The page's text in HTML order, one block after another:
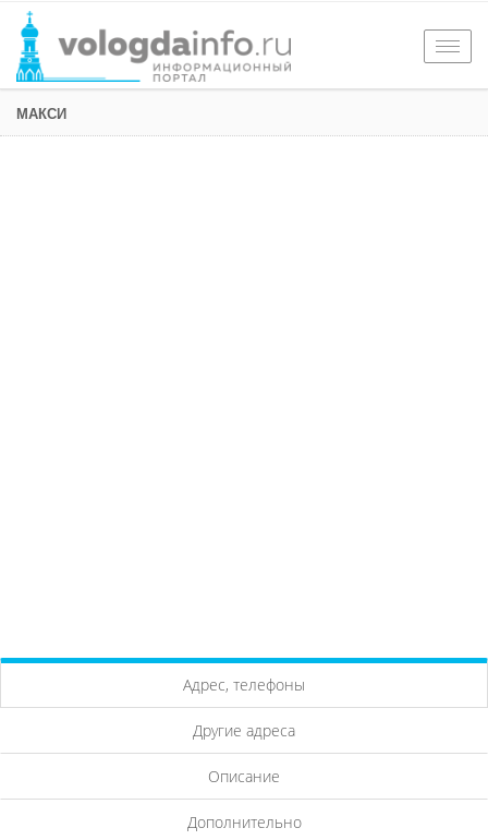
МАКСИ
Адрес, телефоны
Другие адреса
Описание
Дополнительно